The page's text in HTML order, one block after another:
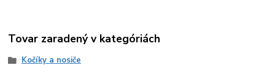
Tovar zaradený v kategóriách
Kočíky a nosiče